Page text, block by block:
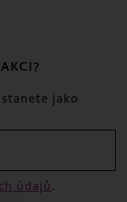
jako
údajů.